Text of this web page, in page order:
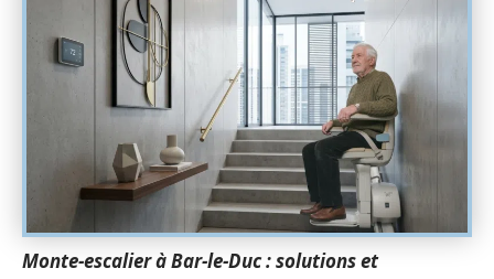
Monte-escalier à Bar-le-Duc : solutions et